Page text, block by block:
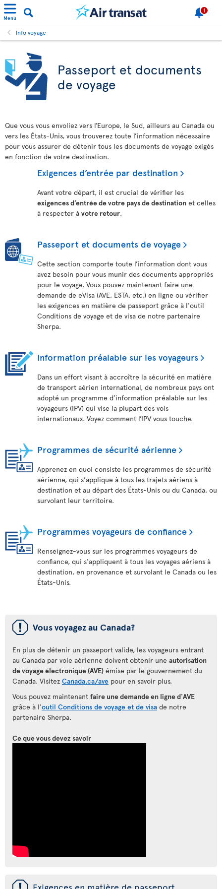
Menu
1
Info voyage
Passeport et documents
de voyage
Que vous vous envoliez vers l’Europe, le Sud, ailleurs au Canada ou
vers les États-Unis, vous trouverez toute l’information nécessaire
pour vous assurer de détenir tous les documents de voyage exigés
en fonction de votre destination.
Exigences d’entrée par destination
Avant votre départ, il est crucial de vérifier les
exigences d’entrée de votre pays de destination et celles
à respecter à votre retour.
Passeport et documents de voyage
Cette section comporte toute l’information dont vous
avez besoin pour vous munir des documents appropriés
pour le voyage. Vous pouvez maintenant faire une
demande de eVisa (AVE, ESTA, etc.) en ligne ou vérifier
les exigences en matière de passeport grâce à l'outil
Conditions de voyage et de visa de notre partenaire
Sherpa.
Information préalable sur les voyageurs
Dans un effort visant à accroître la sécurité en matière
de transport aérien international, de nombreux pays ont
adopté un programme d’information préalable sur les
voyageurs (IPV) qui vise la plupart des vols
internationaux. Voyez comment l’IPV vous touche.
Programmes de sécurité aérienne
Apprenez en quoi consiste les programmes de sécurité
aérienne, qui s’applique à tous les trajets aériens à
destination et au départ des États-Unis ou du Canada, ou
survolant leur territoire.
Programmes voyageurs de confiance
Renseignez-vous sur les programmes voyageurs de
confiance, qui s'appliquent à tous les voyages aériens à
destination, en provenance et survolant le Canada ou les
États-Unis.
ü Vous voyagez au Canada?
En plus de détenir un passeport valide, les voyageurs entrant
au Canada par voie aérienne doivent obtenir une autorisation
de voyage électronique (AVE) émise par le gouvernement du
Canada. Visitez Canada.ca/ave pour en savoir plus.
Vous pouvez maintenant faire une demande en ligne d'AVE
grâce à l'outil Conditions de voyage et de visa
partenaire Sherpa.
Ce que vous devez savoir